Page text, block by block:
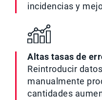
incidencias y
Altas tasas de
Reintroducir
manualmente
cantidades